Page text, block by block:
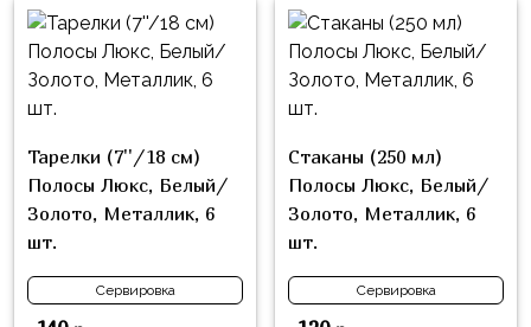
Тарелки (7''/18 см)
Полосы Люкс, Белый/
Золото, Металлик, 6
шт.
Сервировка
Стаканы (250 мл)
Полосы Люкс, Белый/
Золото, Металлик, 6
шт.
Сервировка
Мишка
Тедди
Транспорт
Техника
Животные
Морская
Тема
Звёздные